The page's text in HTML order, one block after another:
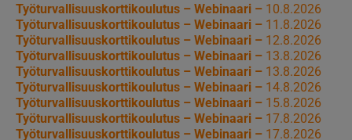
Työturvallisuuskorttikoulutus – Webinaari – 10.8.2026
Työturvallisuuskorttikoulutus – Webinaari – 11.8.2026
Työturvallisuuskorttikoulutus – Webinaari – 12.8.2026
Työturvallisuuskorttikoulutus – Webinaari – 13.8.2026
Työturvallisuuskorttikoulutus – Webinaari – 13.8.2026
Työturvallisuuskorttikoulutus – Webinaari – 14.8.2026
Työturvallisuuskorttikoulutus – Webinaari – 15.8.2026
Työturvallisuuskorttikoulutus – Webinaari – 17.8.2026
Työturvallisuuskorttikoulutus – Webinaari – 17.8.2026